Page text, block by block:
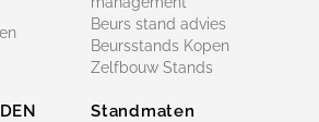
Beurs stand advies
Beursstands Kopen
Zelfbouw Stands
Standmaten